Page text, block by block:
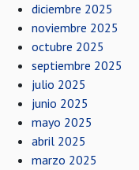
diciembre 2025
noviembre 2025
octubre 2025
septiembre 2025
julio 2025
junio 2025
mayo 2025
abril 2025
marzo 2025